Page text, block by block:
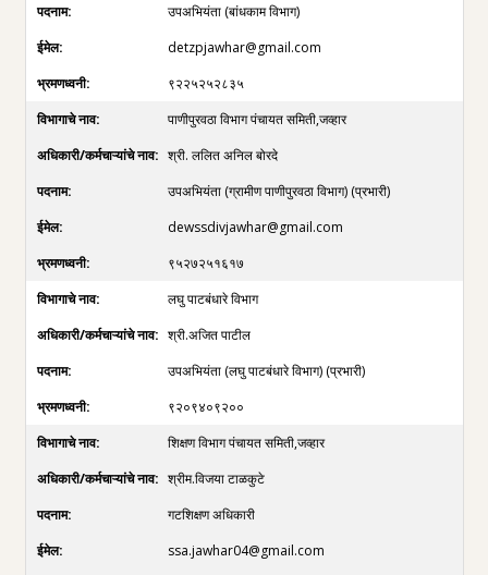
उपअभियंता (बांधकाम विभाग)
detzpjawhar@gmail.com
९२२५२५२८३५
पाणीपुरवठा विभाग पंचायत समिती,जव्हार
श्री. ललित अनिल बोरदे
उपअभियंता (ग्रामीण पाणीपुरवठा विभाग) (प्रभारी)
dewssdivjawhar@gmail.com
९५२७२५१६१७
लघु पाटबंधारे विभाग
श्री.अजित पाटील
उपअभियंता (लघु पाटबंधारे विभाग) (प्रभारी)
९२०९४०९२००
शिक्षण विभाग पंचायत समिती,जव्हार
श्रीम.विजया टाळकुटे
गटशिक्षण अधिकारी
ssa.jawhar04@gmail.com